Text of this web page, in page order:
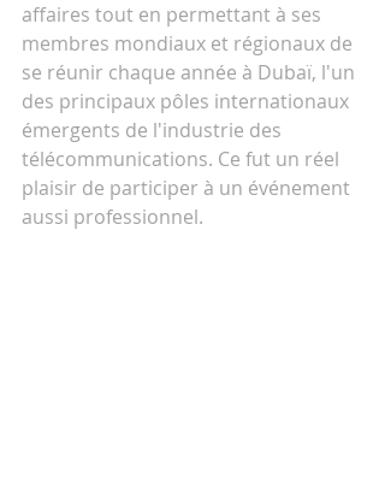
affaires tout en permettant à ses
membres mondiaux et régionaux de
se réunir chaque année à Dubaï, l'un
des principaux pôles internationaux
émergents de l'industrie des
télécommunications. Ce fut un réel
plaisir de participer à un événement
aussi professionnel.